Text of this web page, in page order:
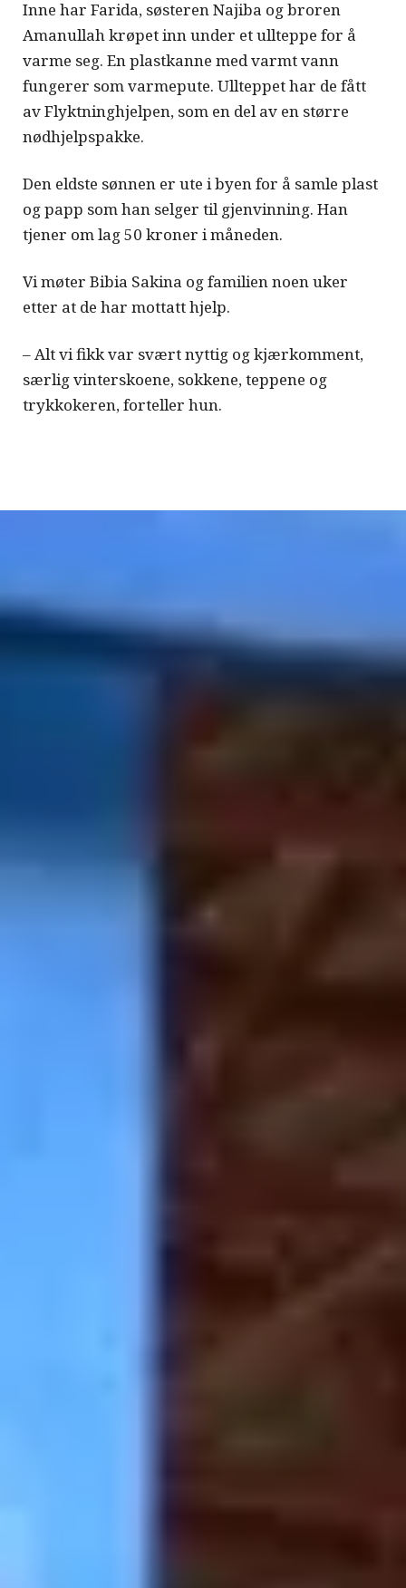
Inne har Farida, søsteren Najiba og broren
Amanullah krøpet inn under et ullteppe for å
varme seg. En plastkanne med varmt vann
fungerer som varmepute. Ullteppet har de fått
av Flyktninghjelpen, som en del av en større
nødhjelpspakke.
Den eldste sønnen er ute i byen for å samle plast
og papp som han selger til gjenvinning. Han
tjener om lag 50 kroner i måneden.
Vi møter Bibia Sakina og familien noen uker
etter at de har mottatt hjelp.
– Alt vi fikk var svært nyttig og kjærkomment,
særlig vinterskoene, sokkene, teppene og
trykkokeren, forteller hun.